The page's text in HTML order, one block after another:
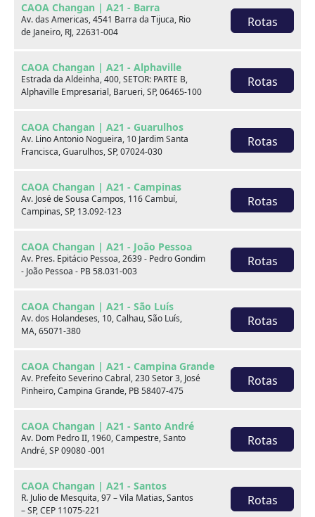
CAOA Changan | A21 - Barra
Av. das Americas, 4541 Barra da Tijuca, Rio
de Janeiro, RJ, 22631-004
Rotas
CAOA Changan | A21 - Alphaville
Estrada da Aldeinha, 400, SETOR: PARTE B,
Alphaville Empresarial, Barueri, SP, 06465-100
Rotas
CAOA Changan | A21 - Guarulhos
Av. Lino Antonio Nogueira, 10 Jardim Santa
Francisca, Guarulhos, SP, 07024-030
Rotas
CAOA Changan | A21 - Campinas
Av. José de Sousa Campos, 116 Cambuí,
Campinas, SP, 13.092-123
Rotas
CAOA Changan | A21 - João Pessoa
Av. Pres. Epitácio Pessoa, 2639 - Pedro Gondim
- João Pessoa - PB 58.031-003
Rotas
CAOA Changan | A21 - São Luís
Av. dos Holandeses, 10, Calhau, São Luís,
MA, 65071-380
Rotas
CAOA Changan | A21 - Campina Grande
Av. Prefeito Severino Cabral, 230 Setor 3, José
Pinheiro, Campina Grande, PB 58407-475
Rotas
CAOA Changan | A21 - Santo André
Av. Dom Pedro II, 1960, Campestre, Santo
André, SP 09080 -001
Rotas
CAOA Changan | A21 - Santos
R. Julio de Mesquita, 97 – Vila Matias, Santos
– SP, CEP 11075-221
Rotas
xxx
xxx
xxx
xxxxxx/xxxxxx
xxxxxx/xxxxxx
xxx
Consulte por marca